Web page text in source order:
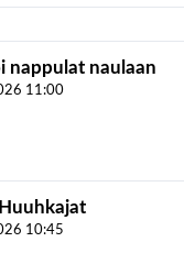
nappulat naulaan
11:00
10:45